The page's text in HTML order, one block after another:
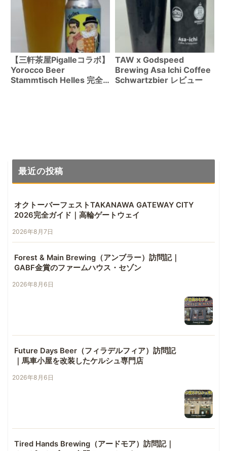
【三軒茶屋Pigalleコラボ】
Yorocco Beer
Stammtisch Helles 完全
TAW x Godspeed
Brewing Asa Ichi Coffee
Schwartzbier レビュー
最近の投稿
オクトーバーフェストTAKANAWA GATEWAY CITY
2026完全ガイド｜高輪ゲートウェイ
2026年8月7日
Forest & Main Brewing（アンブラー）訪問記｜
GABF金賞のファームハウス・セゾン
2026年8月6日
Future Days Beer（フィラデルフィア）訪問記
｜馬車小屋を改装したケルシュ専門店
2026年8月6日
Tired Hands Brewing（アードモア）訪問記｜